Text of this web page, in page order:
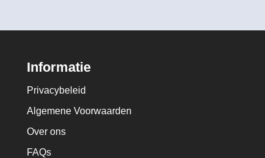
Informatie
Privacybeleid
Algemene Voorwaarden
Over ons
FAQs